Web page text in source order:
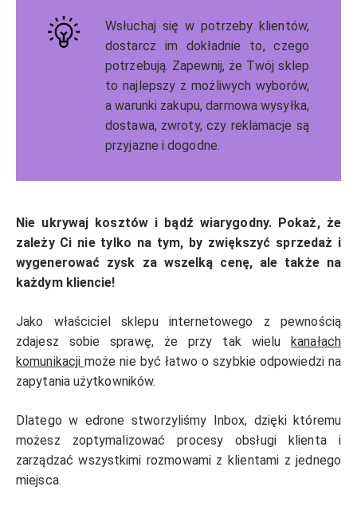
Wsłuchaj się w potrzeby klientów,
dostarcz im dokładnie to, czego
potrzebują. Zapewnij, że Twój sklep
to najlepszy z możliwych wyborów,
a warunki zakupu, darmowa wysyłka,
dostawa, zwroty, czy reklamacje są
przyjazne i dogodne.
Nie ukrywaj kosztów i bądź wiarygodny. Pokaż, że
zależy Ci nie tylko na tym, by zwiększyć sprzedaż i
wygenerować zysk za wszelką cenę, ale także na
każdym kliencie!
Jako właściciel sklepu internetowego z pewnością
zdajesz sobie sprawę, że przy tak wielu kanałach
komunikacjimoże nie być łatwo o szybkie odpowiedzi na
zapytania użytkowników.
Dlatego w edrone stworzyliśmy Inbox, dzięki któremu
możesz zoptymalizować procesy obsługi klienta i
zarządzać wszystkimi rozmowami z klientami z jednego
miejsca.